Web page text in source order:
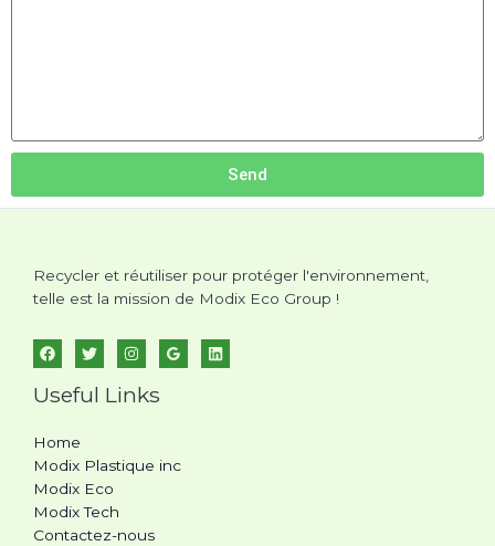
Send
Recycler et réutiliser pour protéger l'environnement,
telle est la mission de Modix Eco Group !
Useful Links
Home
Modix Plastique inc
Modix Eco
Modix Tech
Contactez-nous